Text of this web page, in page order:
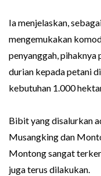
Ia menjelaskan,
mengemukakan
penyanggah, pihaknya
durian kepada petani
kebutuhan 1.000
Bibit yang disalurkan
Musangking dan
Montong sangat
juga terus dilakukan.